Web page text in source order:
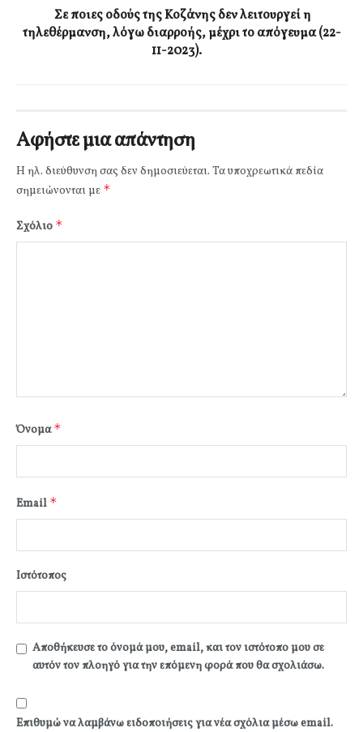
Σε ποιες οδούς της Κοζάνης δεν λειτουργεί η
τηλεθέρμανση, λόγω διαρροής, μέχρι το απόγευμα (22-
11-2023).
Αφήστε μια απάντηση
Η ηλ. διεύθυνση σας δεν δημοσιεύεται. Τα υποχρεωτικά πεδία
σημειώνονται με *
Σχόλιο *
Όνομα*
Email *
Ιστότοπος
Αποθήκευσε το όνομά μου, email, και τον ιστότοπο μου σε
αυτόν τον πλοηγό για την επόμενη φορά που θα σχολιάσω.
Επιθυμώ να λαμβάνω ειδοποιήσεις για νέα σχόλια μέσω email.